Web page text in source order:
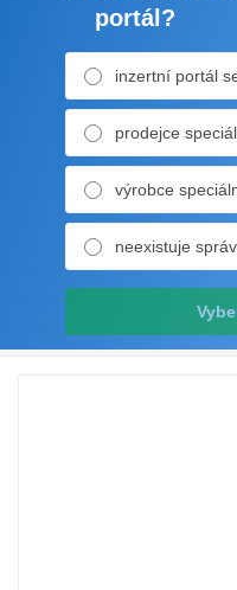
portál?
inzertní portál
prodejce
výrobce
neexistuje